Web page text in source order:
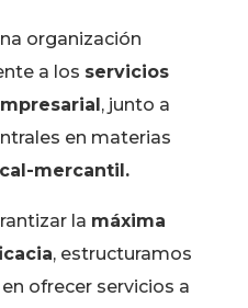
organización
a los servicios
, junto a
en materias
mercantil .
la máxima
, estructuramos
ofrecer servicios a